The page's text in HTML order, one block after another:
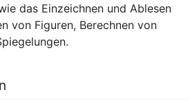
das Einzeichnen und Ablesen
von Figuren, Berechnen von